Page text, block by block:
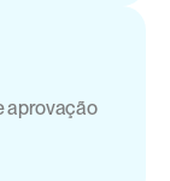
aprovação